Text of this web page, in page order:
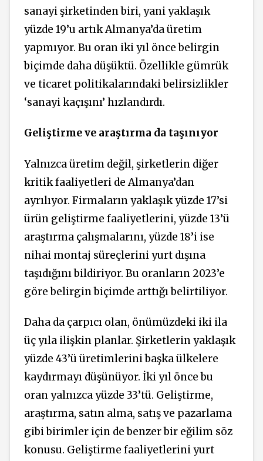
sanayi şirketinden biri, yani yaklaşık
yüzde 19’u artık Almanya’da üretim
yapmıyor. Bu oran iki yıl önce belirgin
biçimde daha düşüktü. Özellikle gümrük
ve ticaret politikalarındaki belirsizlikler
‘sanayi kaçışını’ hızlandırdı.
Geliştirme ve araştırma da taşınıyor
Yalnızca üretim değil, şirketlerin diğer
kritik faaliyetleri de Almanya’dan
ayrılıyor. Firmaların yaklaşık yüzde 17’si
ürün geliştirme faaliyetlerini, yüzde 13’ü
araştırma çalışmalarını, yüzde 18’i ise
nihai montaj süreçlerini yurt dışına
taşıdığını bildiriyor. Bu oranların 2023’e
göre belirgin biçimde arttığı belirtiliyor.
Daha da çarpıcı olan, önümüzdeki iki ila
üç yıla ilişkin planlar. Şirketlerin yaklaşık
yüzde 43’ü üretimlerini başka ülkelere
kaydırmayı düşünüyor. İki yıl önce bu
oran yalnızca yüzde 33’tü. Geliştirme,
araştırma, satın alma, satış ve pazarlama
gibi birimler için de benzer bir eğilim söz
konusu. Geliştirme faaliyetlerini yurt